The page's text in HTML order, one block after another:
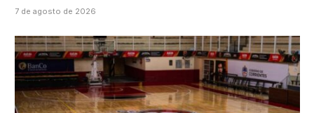
7 de agosto de 2026